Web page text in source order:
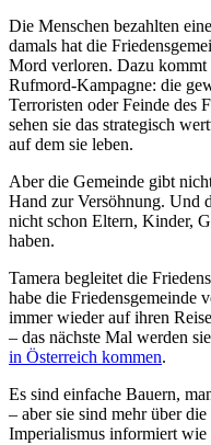
Die Menschen bezahlten
damals hat die
Mord verloren. Dazu
Rufmord-Kampagne: die
Terroristen oder Feinde des
sehen sie das strategisch
auf dem sie leben.
Aber die Gemeinde gibt
Hand zur Versöhnung. Und
nicht schon Eltern, Kinder,
haben.
Tamera begleitet die
habe die Friedensgemeinde
immer wieder auf ihren
– das nächste Mal werden
in Österreich kommen.
Es sind einfache Bauern,
– aber sie sind mehr über
Imperialismus informiert wie